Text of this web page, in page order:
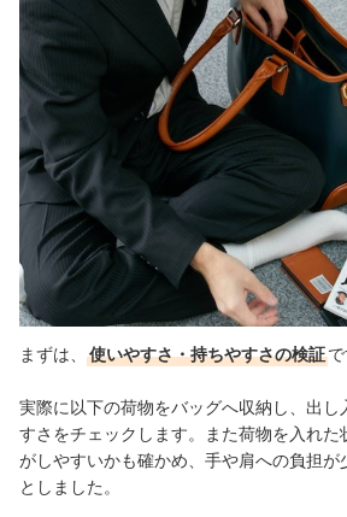
まずは、 使いやすさ・持ちやすさの検証で
実際に以下の荷物をバッグへ収納し、出し
すさをチェックします。
また荷物を入れ
がしやすいかも確かめ、手や肩への負担が
としました。